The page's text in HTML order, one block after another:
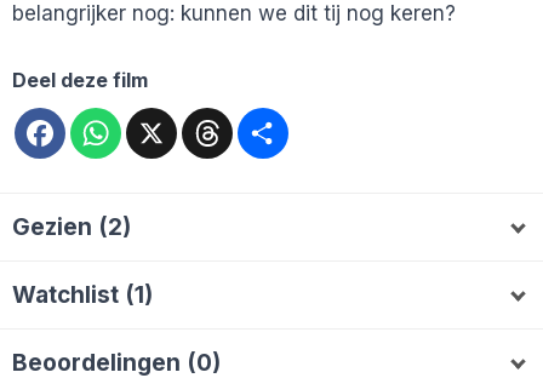
belangrijker nog: kunnen we dit tij nog keren?
Deel deze film
FacebookWhatsApp
X Threads
Gezien (2)
Watchlist (1)
Beoordelingen (0)